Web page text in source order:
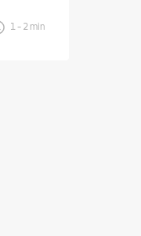
1- 2min